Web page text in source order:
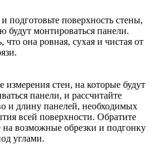
подготовьте поверхность стены,
будут монтироваться панели.
что она ровная, сухая и чистая от
измерения стен, на которые будут
панели, и рассчитайте
и длину панелей, необходимых
всей поверхности. Обратите
возможные обрезки и подгонку
углами.